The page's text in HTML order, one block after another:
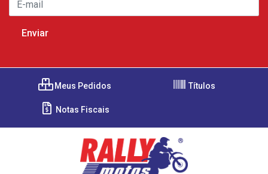
Meus Pedidos Títulos
Notas Fiscais